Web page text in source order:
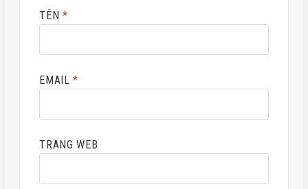
TÊN *
EMAIL*
TRANG WEB